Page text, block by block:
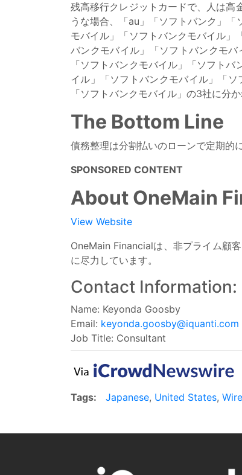
残高移行クレジットカードで、人は高
うな場合、「au」「ソフトバンク」
モバイル」「ソフトバンクモバイル」
バンクモバイル」「ソフトバンクモ
「ソフトバンクモバイル」「ソフト
イル」「ソフトバンクモバイル」「
「ソフトバンクモバイル」の3社に分か
The Bottom Line
債務整理は分割払いのローンで定期的
SPONSORED CONTENT
About OneMain
View Website
OneMain Financialは、非プライム顧
に尽力しています。
Contact Information:
Name: Keyonda Goosby
Email: keyonda.goosby@iquanti.com
Job Title: Consultant
Tags:
Japanese, United States, Wire